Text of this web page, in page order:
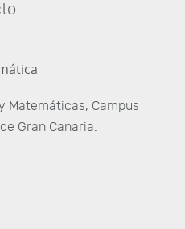
Matemáticas, Campus
Gran Canaria.